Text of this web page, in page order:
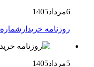
6مرداد1405
روزنامه خریدارشماره2197
5مرداد1405